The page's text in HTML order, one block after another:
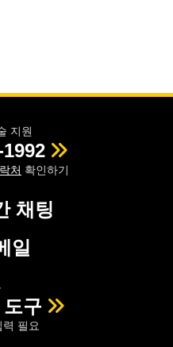
지원
처 확인하기
채팅
일
구
필요